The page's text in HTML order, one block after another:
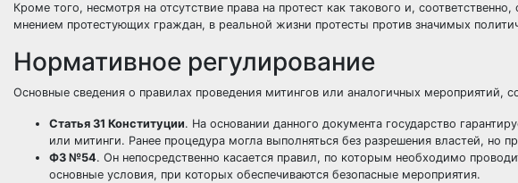
Кроме того, несмотря на отсутствие права на протест как такового и,
мнением протестующих граждан, в реальной жизни протесты против значимых
Нормативное регулирование
Основные сведения о правилах проведения митингов или аналогичных мероприятий,
Статья 31 Конституции. На основании данного документа государство
или митинги. Ранее процедура могла выполняться без разрешения властей, но
ФЗ №54. Он непосредственно касается правил, по которым необходимо
основные условия, при которых обеспечиваются безопасные мероприятия.